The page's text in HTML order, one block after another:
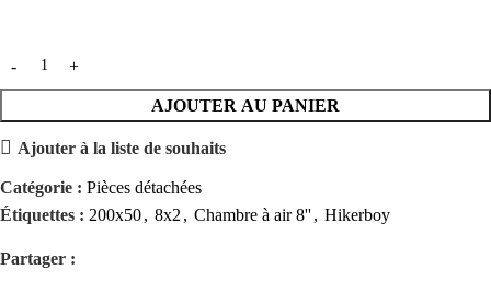
AJOUTER AU PANIER
Ajouter à la liste de souhaits
Catégorie : Pièces détachées
Étiquettes : 200x50, 8x2 , Chambre à air 8'', Hikerboy
Partager :